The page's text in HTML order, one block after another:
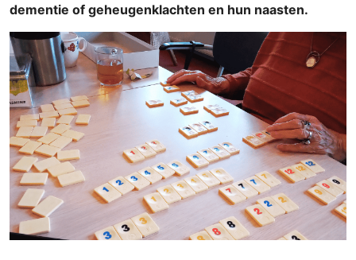
dementie of geheugenklachten en hun naasten.